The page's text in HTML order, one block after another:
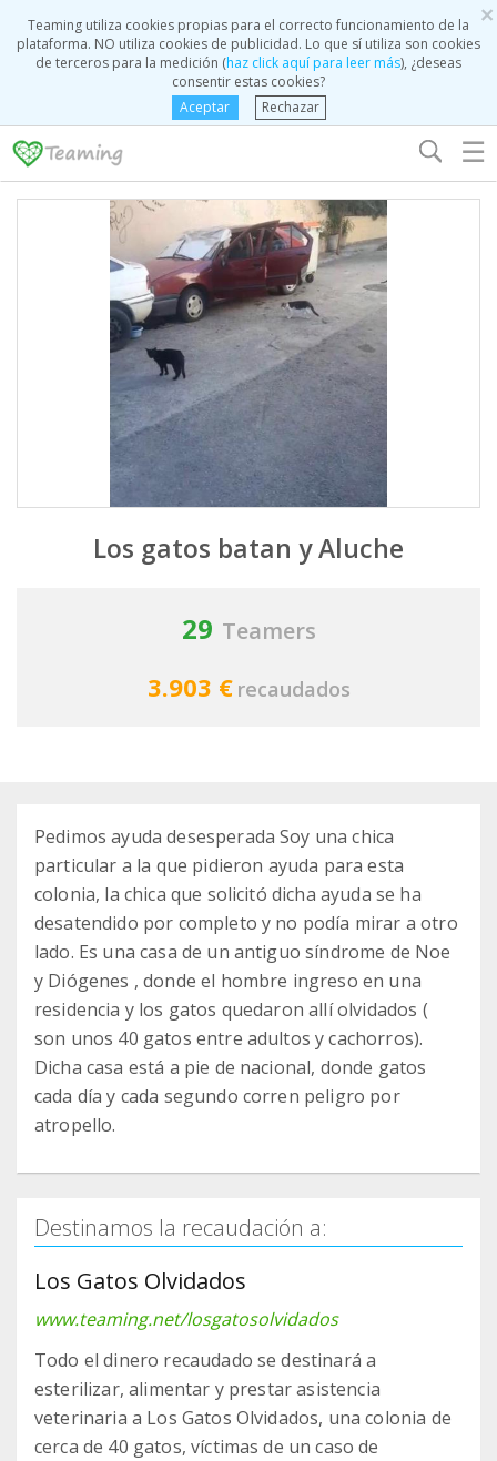
×
Teaming utiliza cookies propias para el correcto funcionamiento de la
plataforma. NO utiliza cookies de publicidad. Lo que sí utiliza son cookies
de terceros para la medición (haz click aquí para leer más), ¿deseas
consentir estas cookies?
Aceptar
Rechazar
☰
Los gatos batan y Aluche
29 Teamers
3.903 € recaudados
Pedimos ayuda desesperada Soy una chica
particular a la que pidieron ayuda para esta
colonia, la chica que solicitó dicha ayuda se ha
desatendido por completo y no podía mirar a otro
lado. Es una casa de un antiguo síndrome de Noe
y Diógenes , donde el hombre ingreso en una
residencia y los gatos quedaron allí olvidados (
son unos 40 gatos entre adultos y cachorros).
Dicha casa está a pie de nacional, donde gatos
cada día y cada segundo corren peligro por
atropello.
Destinamos la recaudación a:
Los Gatos Olvidados
www.teaming.net/losgatosolvidados
Todo el dinero recaudado se destinará a
esterilizar, alimentar y prestar asistencia
veterinaria a Los Gatos Olvidados, una colonia de
cerca de 40 gatos, víctimas de un caso de